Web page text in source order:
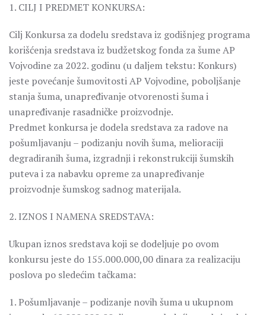
1. CILJ I PREDMET KONKURSA:
Cilj Konkursa za dodelu sredstava iz godišnjeg programa
korišćenja sredstava iz budžetskog fonda za šume AP
Vojvodine za 2022. godinu (u daljem tekstu: Konkurs)
jeste povećanje šumovitosti AP Vojvodine, poboljšanje
stanja šuma, unapređivanje otvorenosti šuma i
unapređivanje rasadničke proizvodnje.
Predmet konkursa je dodela sredstava za radove na
pošumljavanju – podizanju novih šuma, melioraciji
degradiranih šuma, izgradnji i rekonstrukciji šumskih
puteva i za nabavku opreme za unapređivanje
proizvodnje šumskog sadnog materijala.
2. IZNOS I NAMENA SREDSTAVA:
Ukupan iznos sredstava koji se dodeljuje po ovom
konkursu jeste do 155.000.000,00 dinara za realizaciju
poslova po sledećim tačkama:
1. Pošumljavanje – podizanje novih šuma u ukupnom